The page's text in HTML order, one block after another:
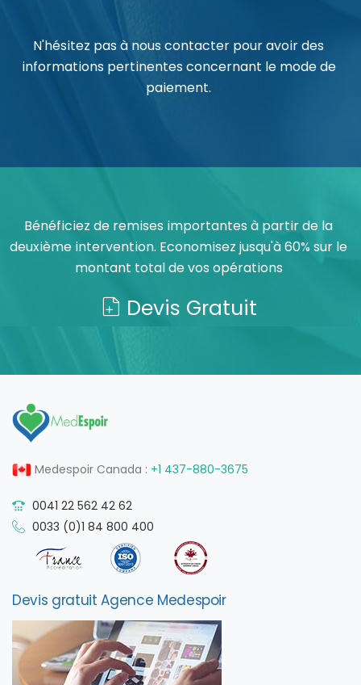
N'hésitez pas à nous contacter pour avoir des
informations pertinentes concernant le mode de
paiement.
Bénéficiez de remises importantes à partir de la
deuxième intervention. Economisez jusqu'à 60% sur le
montant total de vos opérations
Devis Gratuit
Medespoir Canada : +1 437-880-3675
0041 22 562 42 62
0033 (0)1 84 800 400
Devis gratuit Agence Medespoir